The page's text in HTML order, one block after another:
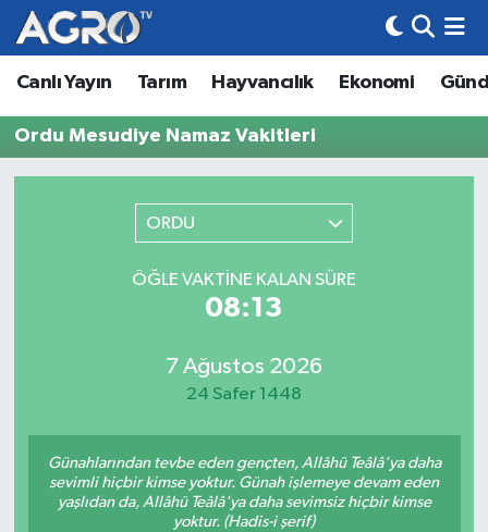
Canlı Yayın Tarım Hayvancılık Ekonomi
Ordu Mesudiye Namaz Vakitleri
ORDU
ÖĞLE VAKTINE KALAN SÜRE
08:13
7 Ağustos 2026
24 Safer 1448
Günahlarından tevbe eden gençten, Allâhü Teâlâ'ya daha
sevimli hiçbir kimse yoktur. Günah işlemeye devam eden
yaşlıdan da, Allâhü Teâlâ'ya daha sevimsiz hiçbir kimse
yoktur. (Hadis-i şerif)
Hava Durumu
Trafik Durumu
Tüm Manşetler
Son Dakika Haberleri